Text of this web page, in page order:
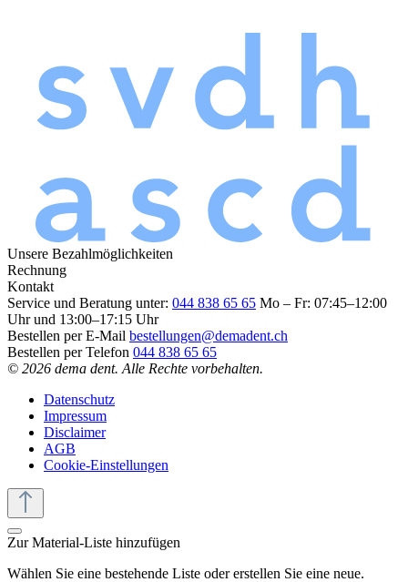
Unsere Bezahlmöglichkeiten
Rechnung
Kontakt
Service und Beratung unter: 044 838 65 65 Mo – Fr: 07:45–12:00
Uhr und 13:00–17:15 Uhr
Bestellen per E-Mail bestellungen@demadent.ch
Bestellen per Telefon 044 838 65 65
© 2026 dema dent. Alle Rechte vorbehalten.
Datenschutz
Impressum
Disclaimer
AGB
Cookie-Einstellungen
Zur Material-Liste hinzufügen
Wählen Sie eine bestehende Liste oder erstellen Sie eine neue.